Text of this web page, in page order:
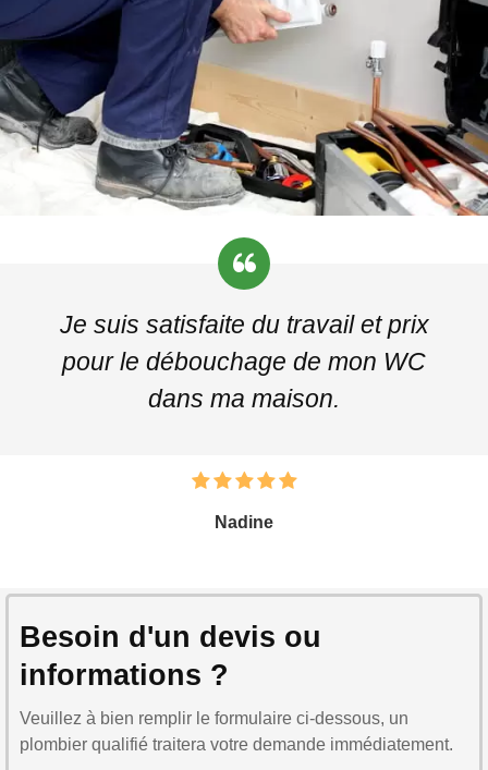
Je suis satisfaite du travail et prix
pour le débouchage de mon WC
dans ma maison.
Nadine
Besoin d'un devis ou
informations ?
Veuillez à bien remplir le formulaire ci-dessous, un
plombier qualifié traitera votre demande immédiatement.